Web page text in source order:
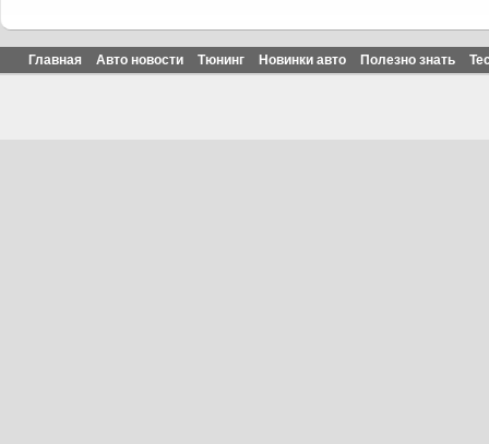
Главная Авто новости Тюнинг Новинки авто Полезно знать